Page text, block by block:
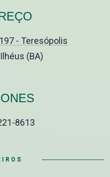
- Teresópolis
(BA)
8613